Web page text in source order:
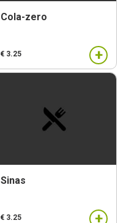
Cola-zero
€ 3.25 +
Sinas
€ 3.25 +